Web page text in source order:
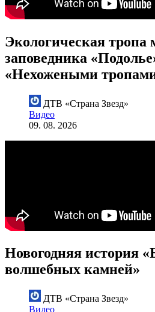
Экологическая тропа
заповедника
«Нехожеными
ДТВ «Страна Звезд»
Видео
09. 08. 2026
Новогодняя история
волшебных камней»
ДТВ «Страна Звезд»
Видео